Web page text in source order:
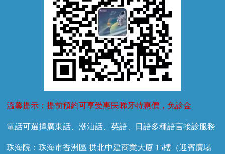
溫馨提示：提前預約可享受惠民睇牙特惠價，免診金
電話可選擇廣東話、潮汕話、英語、日語多種語言接診服務
珠海院：珠海市香洲區 拱北中建商業大廈 15樓（迎賓廣場